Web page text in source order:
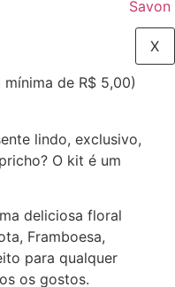
X
de R$ 5,00)
lindo, exclusivo,
O kit é um
deliciosa floral
Framboesa,
para qualquer
os gostos.